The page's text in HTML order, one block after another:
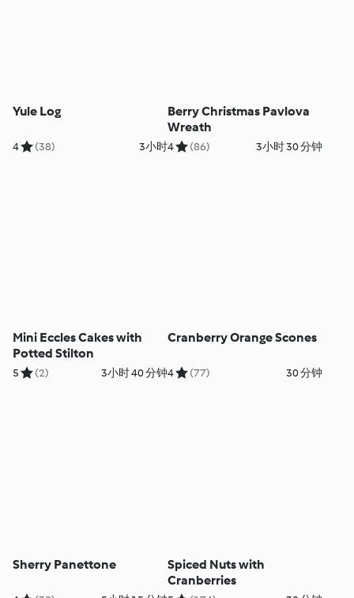
Yule Log
4 (38) 3小时
Berry Christmas Pavlova
Wreath
4 (86) 3小时 30 分钟
Mini Eccles Cakes with
Potted Stilton
5 (2) 3小时 40 分钟
Cranberry Orange Scones
4 (77) 30 分钟
Sherry Panettone
Spiced Nuts with
Cranberries